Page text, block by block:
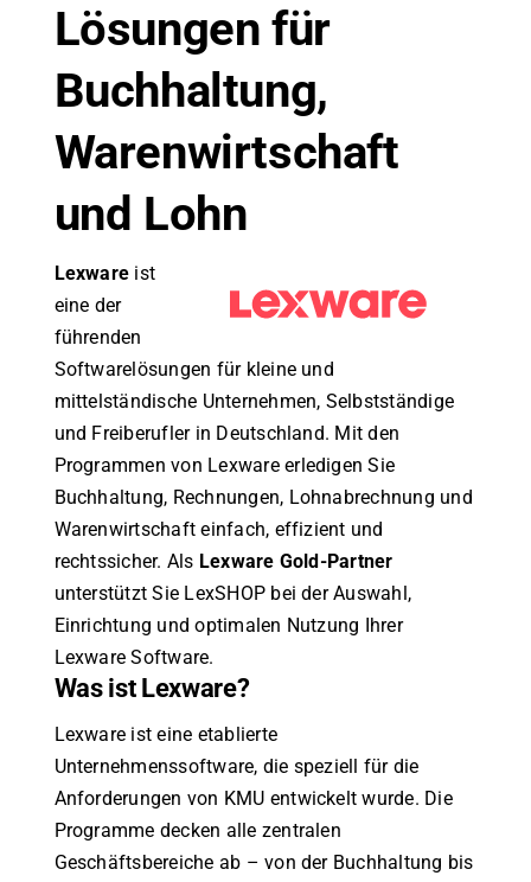
Lösungen für
Buchhaltung,
Warenwirtschaft
und Lohn
Lexware ist
eine der
führenden
Softwarelösungen für kleine und
mittelständische Unternehmen, Selbstständige
und Freiberufler in Deutschland. Mit den
Programmen von Lexware erledigen Sie
Buchhaltung, Rechnungen, Lohnabrechnung und
Warenwirtschaft einfach, effizient und
rechtssicher. Als Lexware Gold-Partner
unterstützt Sie LexSHOP bei der Auswahl,
Einrichtung und optimalen Nutzung Ihrer
Lexware Software.
Was ist Lexware?
Lexware ist eine etablierte
Unternehmenssoftware, die speziell für die
Anforderungen von KMU entwickelt wurde. Die
Programme decken alle zentralen
Geschäftsbereiche ab – von der Buchhaltung bis